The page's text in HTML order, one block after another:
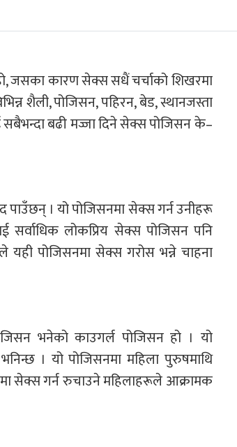
जसका कारण सेक्स सधैं चर्चाको शिखरमा
शैली, पोजिसन, पहिरन, बेड, स्थानजस्ता
बढी मज्जा दिने सेक्स पोजिसन के–
। यो पोजिसनमा सेक्स गर्न उनीहरू
लोकप्रिय सेक्स पोजिसन पनि
यही पोजिसनमा सेक्स गरोस भन्ने चाहना
भनेको काउगर्ल पोजिसन हो । यो
। यो पोजिसनमा महिला पुरुषमाथि
सेक्स गर्न रुचाउने महिलाहरूले आक्रामक